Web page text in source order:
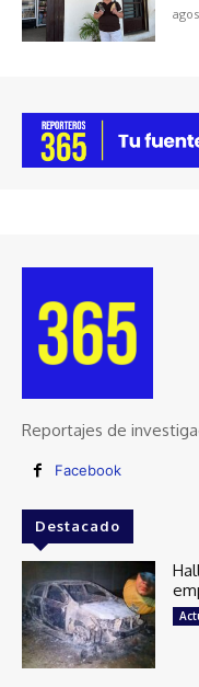
Reportajes de
Facebook
Destacado